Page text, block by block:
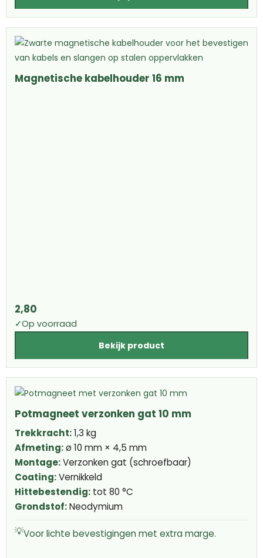
Magnetische kabelhouder 16 mm
2,80
✓Op voorraad
Bekijk product
Potmagneet verzonken gat 10 mm
Trekkracht:1,3 kg
Afmeting:ø 10 mm × 4,5 mm
Montage:Verzonken gat (schroefbaar)
Coating:Vernikkeld
Hittebestendig: tot 80 °C
Grondstof:Neodymium
💡Voor lichte bevestigingen met extra marge.